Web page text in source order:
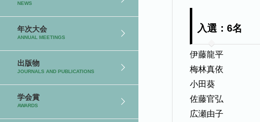
NEWS
年次大会
ANNUAL MEETINGS
出版物
JOURNALS AND PUBLICATIONS
学会賞
AWARDS
入選：6名
伊藤龍平
梅林真依
小田葵
佐藤官弘
広瀬由子